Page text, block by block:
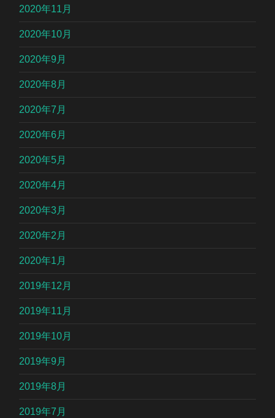
2020年11月
2020年10月
2020年9月
2020年8月
2020年7月
2020年6月
2020年5月
2020年4月
2020年3月
2020年2月
2020年1月
2019年12月
2019年11月
2019年10月
2019年9月
2019年8月
2019年7月